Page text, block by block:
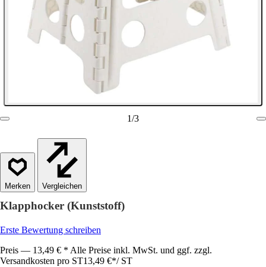
1/3
Vergleichen
Klapphocker (Kunststoff)
Erste Bewertung schreiben
Preis — 13,49 € * Alle Preise inkl. MwSt. und ggf. zzgl.
Versandkosten pro ST13,49 €*/ ST